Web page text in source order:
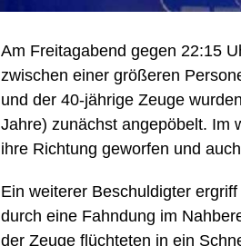
Am Freitagabend gegen 22:15
zwischen einer größeren
und der 40-jährige Zeuge
Jahre) zunächst angepöbelt. Im
ihre Richtung geworfen und
Ein weiterer Beschuldigter
durch eine Fahndung im
der Zeuge flüchteten in ein